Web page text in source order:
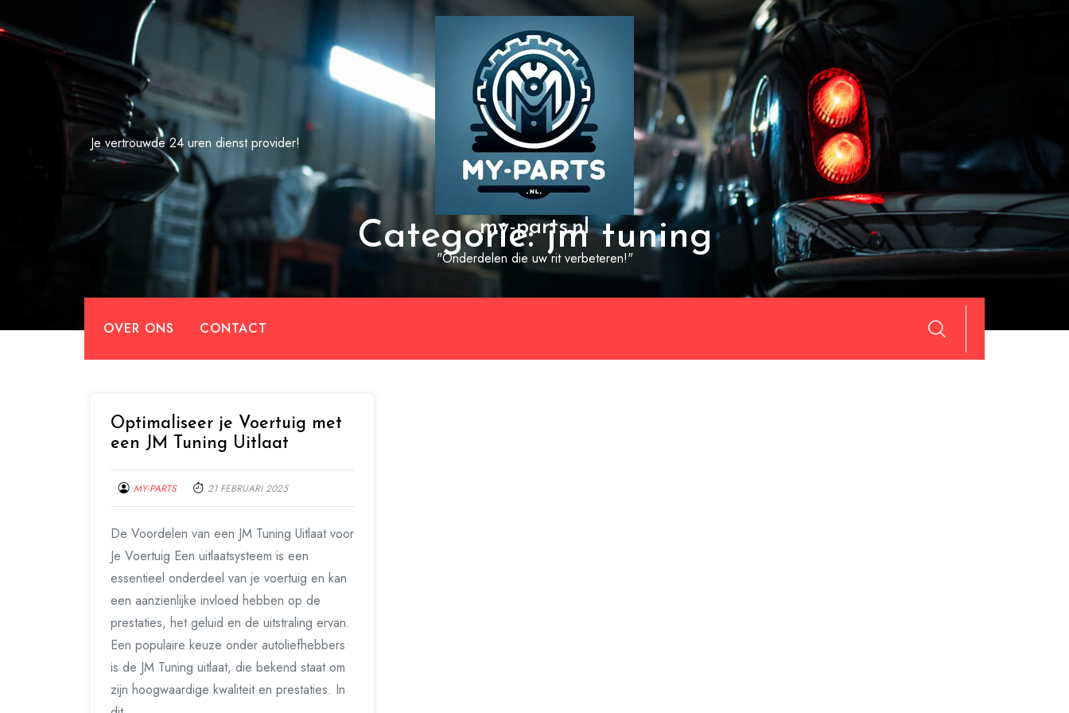
naar
Je vertrouwde 24 uren dienst provider!
my-parts.nl
"Onderdelen die uw rit verbeteren!"
OVER ONS CONTACT
Categorie:jm tuning
Optimaliseer je Voertuig met
een JM Tuning Uitlaat
MY-PARTS 21 FEBRUARI 2025
De Voordelen van een JM Tuning Uitlaat voor
Je Voertuig Een uitlaatsysteem is een
essentieel onderdeel van je voertuig en kan
een aanzienlijke invloed hebben op de
prestaties, het geluid en de uitstraling ervan.
Een populaire keuze onder autoliefhebbers
is de JM Tuning uitlaat, die bekend staat om
zijn hoogwaardige kwaliteit en prestaties. In